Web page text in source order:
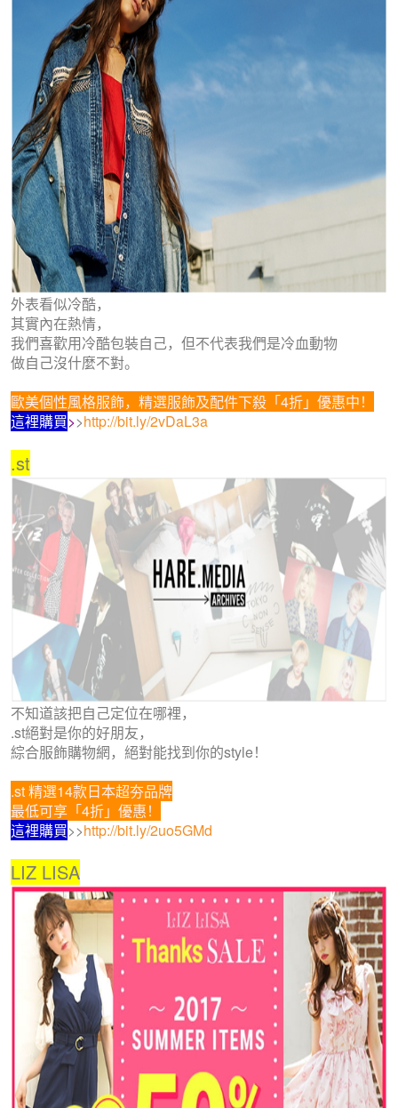
外表看似冷酷，
其實內在熱情，
我們喜歡用冷酷包裝自己，但不代表我們是冷血動物
做自己沒什麼不對。
歐美個性風格服飾，精選服飾及配件下殺「4折」優惠中！
這裡購買>>http://bit.ly/2vDaL3a
.st
不知道該把自己定位在哪裡，
.st絕對是你的好朋友，
綜合服飾購物網，絕對能找到你的style！
.st 精選14款日本超夯品牌
最低可享「4折」優惠！
這裡購買>>http://bit.ly/2uo5GMd
LIZ LISA